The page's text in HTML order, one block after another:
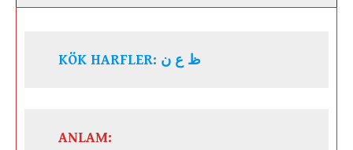
KÖK HARFLER: ظ ع ن
ANLAM: